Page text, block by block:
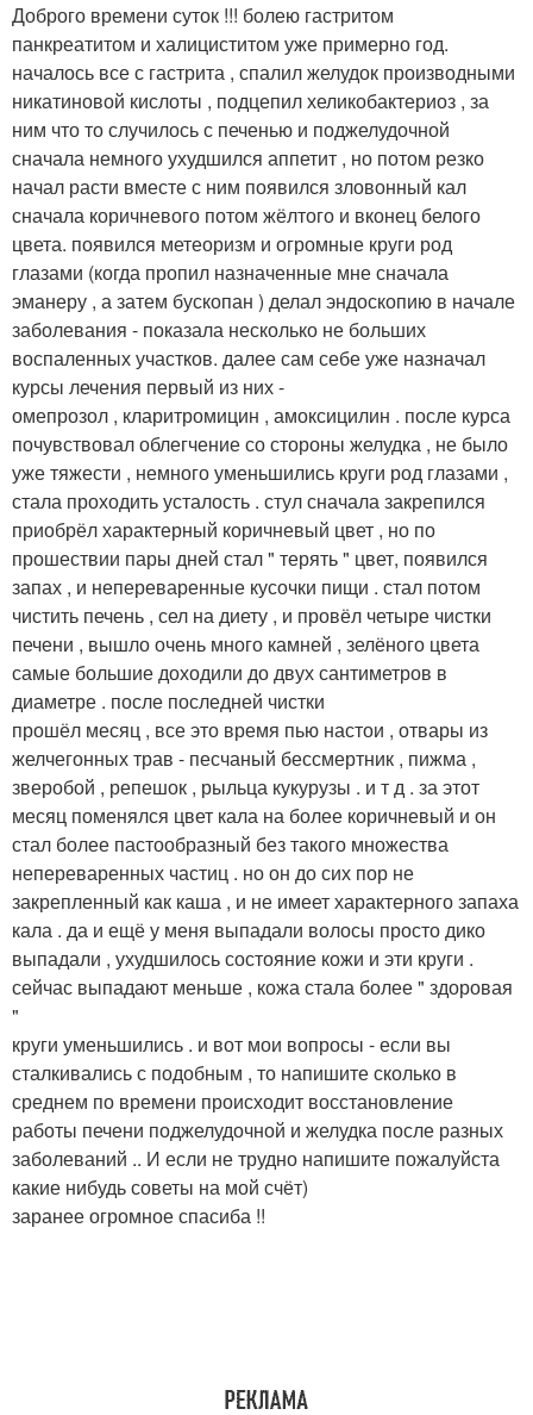
Доброго времени суток !!! болею гастритом
панкреатитом и халициститом уже примерно год.
началось все с гастрита , спалил желудок производными
никатиновой кислоты , подцепил хеликобактериоз , за
ним что то случилось с печенью и поджелудочной
сначала немного ухудшился аппетит , но потом резко
начал расти вместе с ним появился зловонный кал
сначала коричневого потом жёлтого и вконец белого
цвета. появился метеоризм и огромные круги род
глазами (когда пропил назначенные мне сначала
эманеру , а затем бускопан ) делал эндоскопию в начале
заболевания - показала несколько не больших
воспаленных участков. далее сам себе уже назначал
курсы лечения первый из них -
омепрозол , кларитромицин , амоксицилин . после курса
почувствовал облегчение со стороны желудка , не было
уже тяжести , немного уменьшились круги род глазами ,
стала проходить усталость . стул сначала закрепился
приобрёл характерный коричневый цвет , но по
прошествии пары дней стал " терять " цвет, появился
запах , и непереваренные кусочки пищи . стал потом
чистить печень , сел на диету , и провёл четыре чистки
печени , вышло очень много камней , зелёного цвета
самые большие доходили до двух сантиметров в
диаметре . после последней чистки
прошёл месяц , все это время пью настои , отвары из
желчегонных трав - песчаный бессмертник , пижма ,
зверобой , репешок , рыльца кукурузы . и т д . за этот
месяц поменялся цвет кала на более коричневый и он
стал более пастообразный без такого множества
непереваренных частиц . но он до сих пор не
закрепленный как каша , и не имеет характерного запаха
кала . да и ещё у меня выпадали волосы просто дико
выпадали , ухудшилось состояние кожи и эти круги .
сейчас выпадают меньше , кожа стала более " здоровая
"
круги уменьшились . и вот мои вопросы - если вы
сталкивались с подобным , то напишите сколько в
среднем по времени происходит восстановление
работы печени поджелудочной и желудка после разных
заболеваний .. И если не трудно напишите пожалуйста
какие нибудь советы на мой счёт)
заранее огромное спасиба !!